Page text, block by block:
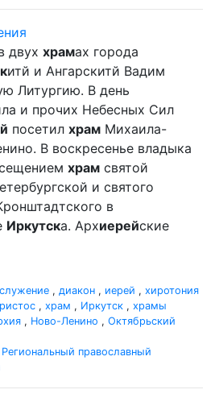
двух храмах города
итй и Ангарскитй Вадим
Литургию. В день
и прочих Небесных Сил
посетил храм Михаила-
В воскресенье владыка
храм святой
и святого
в
Иркутска. Архиерейские
, диакон , иерей , хиротония
, храм , Иркутск , храмы
, Ново-Ленино , Октябрьский
православный